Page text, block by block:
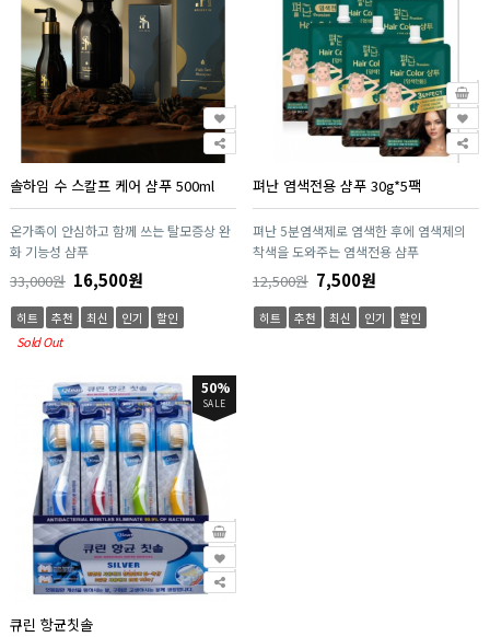
솔하임 수 스칼프 케어 샴푸 500ml
온가족이 안심하고 함께 쓰는 탈모증상 완
화 기능성 샴푸
33,000원 16,500원
히트 추천 최신 인기
할인
Sold Out
펴난 염색전용 샴푸 30g*5팩
펴난 5분염색제로 염색한 후에 염색제의
착색을 도와주는 염색전용 샴푸
12,500원 7,500원
히트 추천 최신 인기 할인
50%
SALE
큐린 항균칫솔